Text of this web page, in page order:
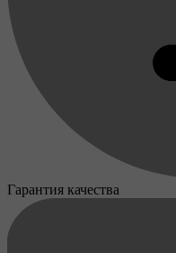
Гарантия качества